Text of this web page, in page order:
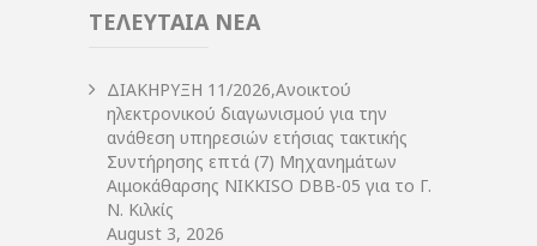
ΤΕΛΕΥΤΑΙΑ ΝΕΑ
ΔIΑΚΗΡΥΞΗ 11/2026,Ανοικτού
ηλεκτρονικού διαγωνισμού για την
ανάθεση υπηρεσιών ετήσιας τακτικής
Συντήρησης επτά (7) Μηχανημάτων
Αιμοκάθαρσης NIKKISO DBB-05 για το Γ.
Ν. Κιλκίς
August 3, 2026